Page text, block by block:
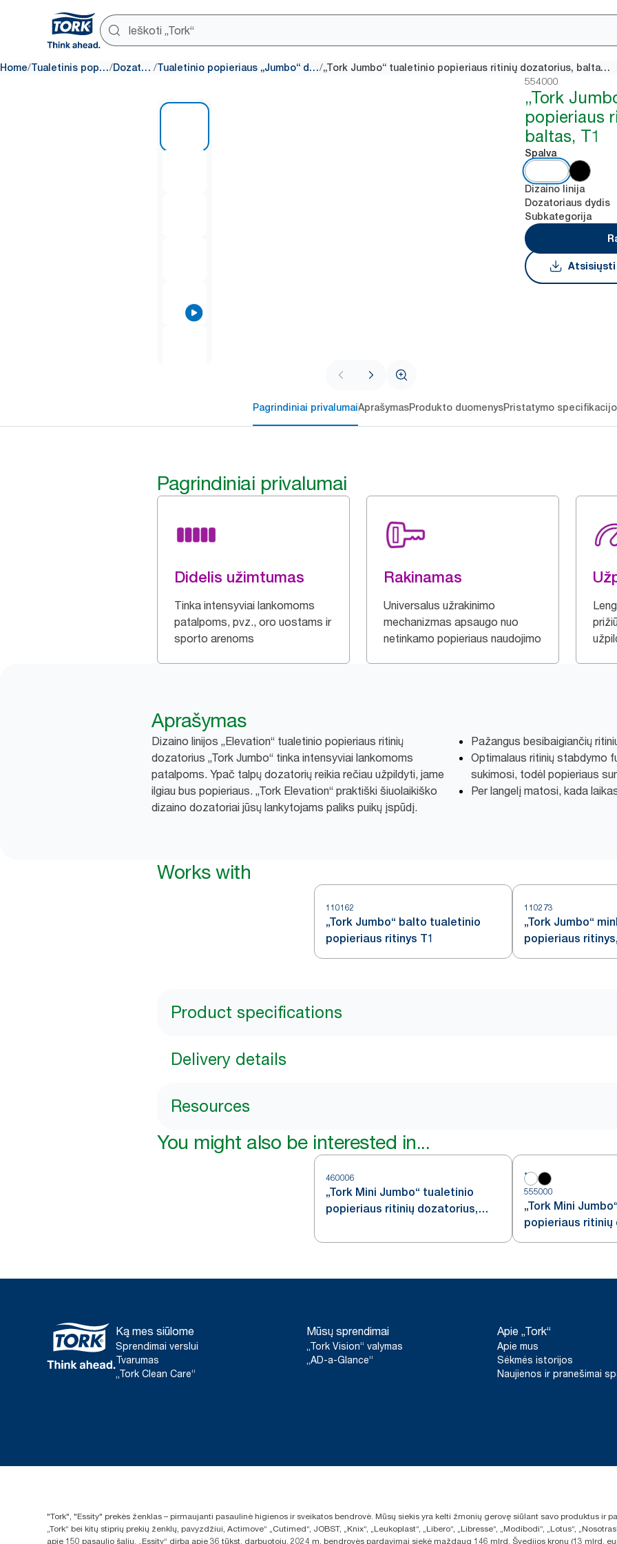
Home/ Tualetinis popierius/ Dozatoriai / Tualetinio popieriaus „Jumbo“ dozatoriai/ „Tork Jumbo“ tualetinio popieriaus ritinių dozatorius, baltas, T1
554000
„Tork
popieriaus
baltas, T1
Spalva
Dizaino linija
Dozatoriaus dydis
Subkategorija
Atsisiųsti
Pagrindiniai privalumaiAprašymasProdukto duomenysPristatymo
Pagrindiniai privalumai
Didelis užimtumas
Tinka intensyviai lankomoms
patalpoms, pvz., oro uostams ir
sporto arenoms
Rakinamas
Universalus užrakinimo
mechanizmas apsaugo nuo
netinkamo popieriaus naudojimo
Aprašymas
Dizaino linijos „Elevation“ tualetinio popieriaus ritinių
dozatorius „Tork Jumbo“ tinka intensyviai lankomoms
patalpoms. Ypač talpų dozatorių reikia rečiau užpildyti, jame
ilgiau bus popieriaus. „Tork Elevation“ praktiški šiuolaikiško
dizaino dozatoriai jūsų lankytojams paliks puikų įspūdį.
Pažangus besibaigiančių
Optimalaus ritinių stabdymo
sukimosi, todėl popieriaus
Per langelį matosi, kada
Works with
110162
„Tork Jumbo“ balto tualetinio
popieriaus ritinys T1
110273
„Tork Jumbo“
popieriaus
Product specifications
Delivery details
Resources
You might also be interested in...
460006
„Tork Mini Jumbo“ tualetinio
popieriaus ritinių dozatorius,
555000
„Tork Mini
popieriaus ritinių
baltas, T2
Ką mes siūlome
Sprendimai verslui
Tvarumas
„Tork Clean Care“
Mūsų sprendimai
„Tork Vision“ valymas
„AD-a-Glance“
Apie „Tork“
Apie mus
Sėkmės istorijos
Naujienos ir pranešimai
"Tork", "Essity" prekės ženklas – pirmaujanti pasaulinė higienos ir sveikatos bendrovė. Mūsų siekis yra kelti žmonių gerovę siūlant savo produktus ir
„Tork“ bei kitų stiprių prekių ženklų, pavyzdžiui, Actimove“ „Cutimed“, JOBST, „Knix“, „Leukoplast“, „Libero“, „Libresse“, „Modibodi“, „Lotus“,
apie 150 pasaulio šalių. „Essity“ dirba apie 36 tūkst. darbuotojų. 2024 m. bendrovės pardavimai siekė maždaug 146 mlrd. Švedijos kronų (13 mlrd.